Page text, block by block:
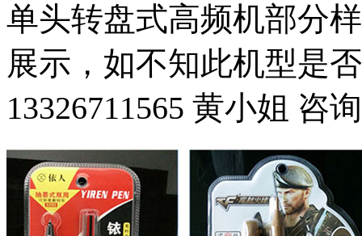
单头转盘式高频机部分
展示，如不知此机型是
13326711565 黄小姐 咨